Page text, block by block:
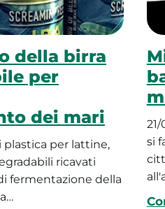
della birra
per
dei mari
plastica per lattine,
ricavati
fermentazione della
21/
si